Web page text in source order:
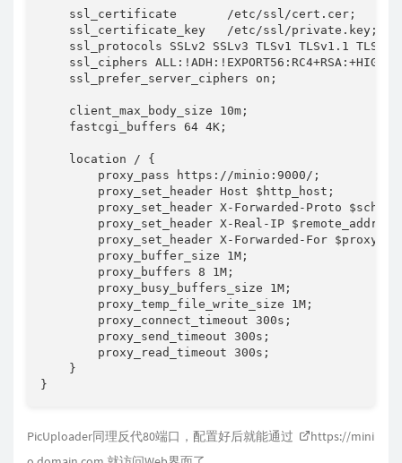
ssl_certificate       /etc/ssl/cert.cer;
ssl_certificate_key   /etc/ssl/private.key;
ssl_protocols SSLv2 SSLv3 TLSv1 TLSv1.1
ssl_ciphers
    ssl_prefer_server_ciphers on;
    client_max_body_size 10m;
    fastcgi_buffers 64 4K;
    location / {
proxy_pass https://minio:9000/;
        proxy_set_header Host $http_host;
proxy_set_header X-Forwarded-Proto
        proxy_set_header X-Real-IP $remote_addr;
proxy_set_header X-Forwarded-For
        proxy_buffer_size 1M;
        proxy_buffers 8 1M;
        proxy_busy_buffers_size 1M;
        proxy_temp_file_write_size 1M;
        proxy_connect_timeout 300s;
        proxy_send_timeout 300s;
        proxy_read_timeout 300s;
    }
}
PicUploader同理反代80端口，配置好后就能通过
https://mini